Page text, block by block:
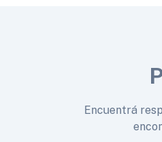
Encuentrá